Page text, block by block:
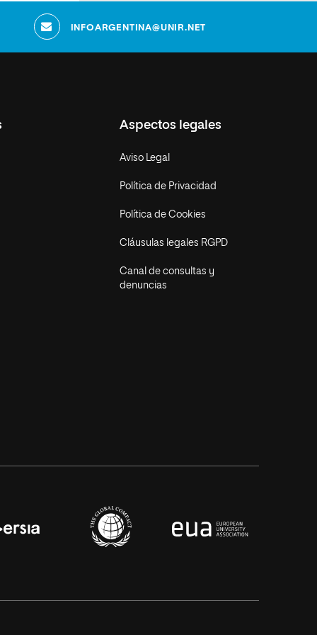
INFOARGENTINA@UNIR.NET
Aspectos legales
Aviso Legal
Política de Privacidad
Política de Cookies
Cláusulas legales RGPD
Canal de consultas y
denuncias